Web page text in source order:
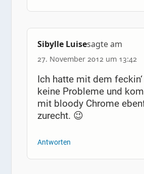
Sibylle Luisesagte am
27. November 2012 um 13:42
Ich hatte mit dem
keine Probleme und
mit bloody Chrome
zurecht. 😉
Antworten